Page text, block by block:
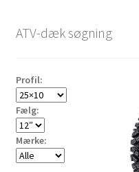
ATV-dæk søgning
Profil:
Fælg:
Mærke: